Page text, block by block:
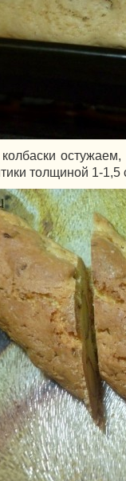
толщиной 1-1,5